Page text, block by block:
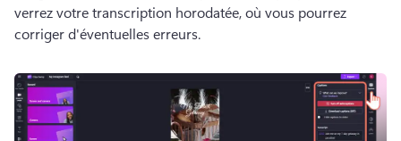
verrez votre transcription horodatée, où vous pourrez
corriger d'éventuelles erreurs.